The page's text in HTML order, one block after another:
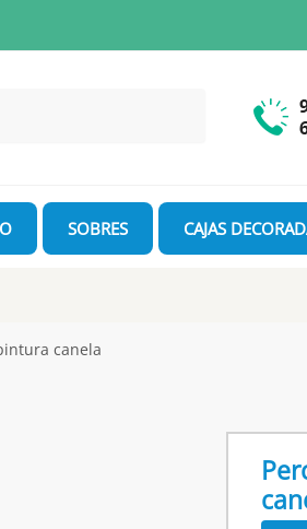
SOBRES CAJAS
canela